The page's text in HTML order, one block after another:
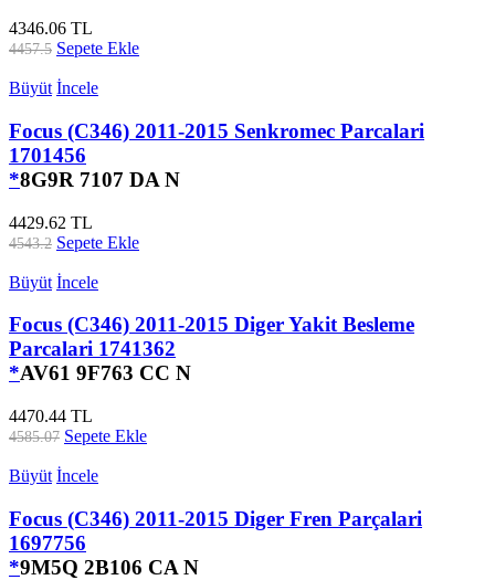
4346.06 TL
4457.5 Sepete Ekle
Büyüt İncele
Focus (C346) 2011-2015 Senkromec Parcalari
1701456
*8G9R 7107 DA N
4429.62 TL
4543.2 Sepete Ekle
Büyüt İncele
Focus (C346) 2011-2015 Diger Yakit Besleme
Parcalari 1741362
*AV61 9F763 CC N
4470.44 TL
4585.07 Sepete Ekle
Büyüt İncele
Focus (C346) 2011-2015 Diger Fren Parçalari
1697756
*9M5Q 2B106 CA N